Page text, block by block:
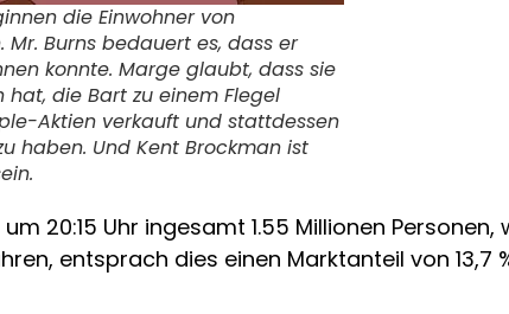
die Einwohner von
Burns bedauert es, dass er
konnte. Marge glaubt, dass sie
die Bart zu einem Flegel
Aktien verkauft und stattdessen
haben. Und Kent Brockman ist
20:15 Uhr ingesamt 1.55 Millionen
entsprach dies einen Marktanteil von 13,7